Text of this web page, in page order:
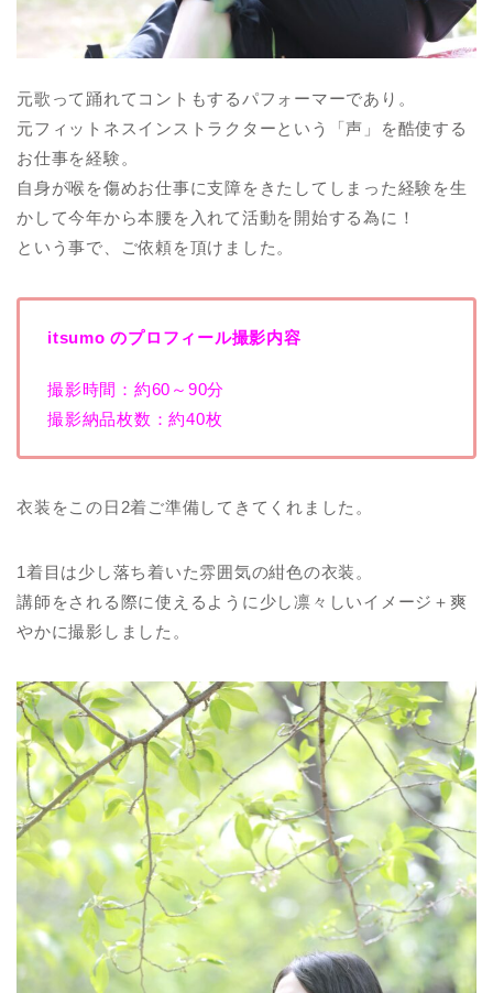
元歌って踊れてコントもするパフォーマーであり。
元フィットネスインストラクターという「声」を酷使する
お仕事を経験。
自身が喉を傷めお仕事に支障をきたしてしまった経験を生
かして今年から本腰を入れて活動を開始する為に！
という事で、ご依頼を頂けました。
itsumo のプロフィール撮影内容
撮影時間：約60～90分
撮影納品枚数：約40枚
衣装をこの日2着ご準備してきてくれました。
1着目は少し落ち着いた雰囲気の紺色の衣装。
講師をされる際に使えるように少し凛々しいイメージ＋爽
やかに撮影しました。